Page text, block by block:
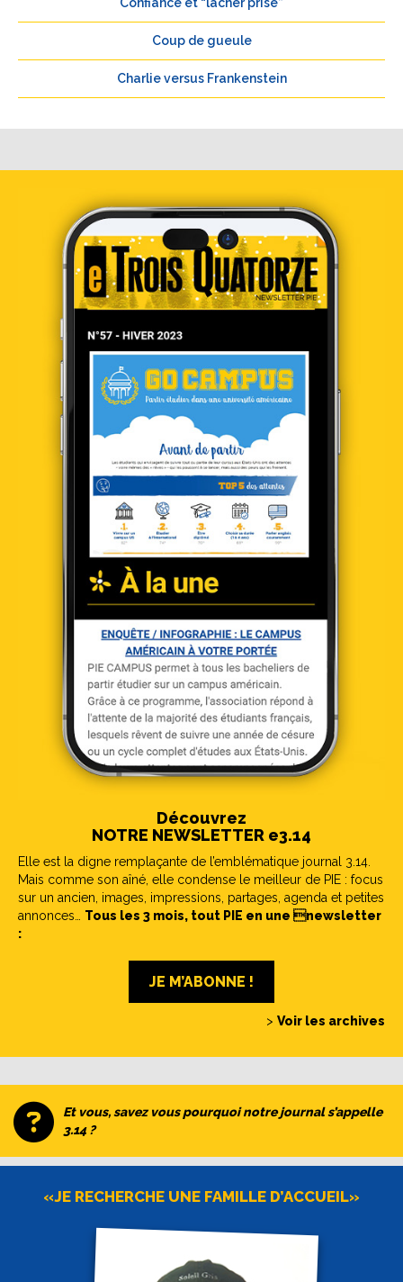
Coup de gueule
Charlie versus Frankenstein
Découvrez
NOTRE NEWSLETTER e3.14
Elle est la digne remplaçante de l’emblématique journal 3.14.
Mais comme son aîné, elle condense le meilleur de PIE : focus
sur un ancien, images, impressions, partages, agenda et petites
annonces… Tous les 3 mois, tout PIE en une newsletter
:
JE M’ABONNE !
> Voir les archives
Et vous, savez vous pourquoi notre journal s’appelle
3.14 ?
«JE RECHERCHE UNE FAMILLE D’ACCUEIL»